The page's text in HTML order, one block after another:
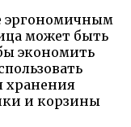
эргономичным
может быть
экономить
хранения
и корзины